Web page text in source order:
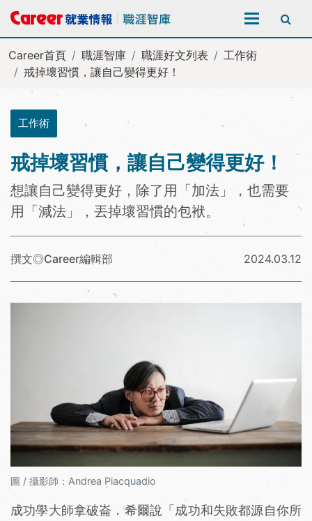
全站搜尋
Career首頁 職涯智庫 職涯好文列表
工作術
戒掉壞習慣，讓自己變得更好！
工作術
戒掉壞習慣，讓自己變得更好！
想讓自己變得更好，除了用「加法」，也需要
用「減法」，丟掉壞習慣的包袱。
撰文◎Career編輯部 2024.03.12
圖 / 攝影師：Andrea Piacquadio
成功學大師拿破崙．希爾說「成功和失敗都源自你所